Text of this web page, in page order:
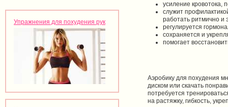
Упражнения для похудения рук
усиление кровотока,
служит
работать ритмично
регулируется
сохраняется и
помогает
Аэробику для похудения
диском или скачать
потребуется
на растяжку, гибкость,